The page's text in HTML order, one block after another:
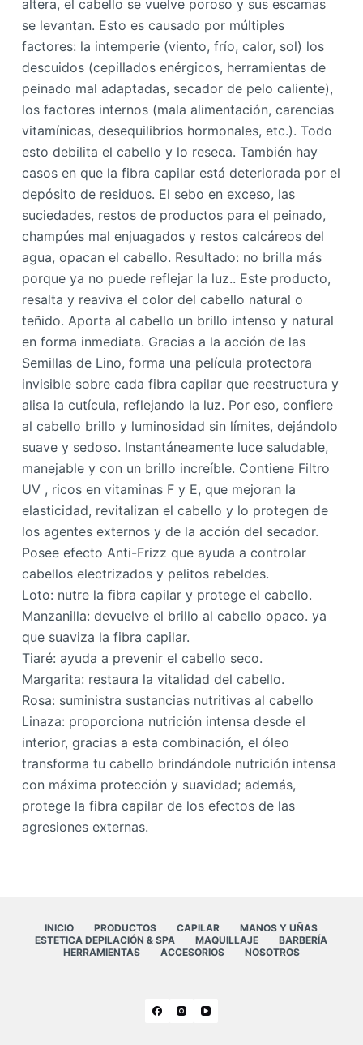
altera, el cabello se vuelve poroso y sus escamas
se levantan. Esto es causado por múltiples
factores: la intemperie (viento, frío, calor, sol) los
descuidos (cepillados enérgicos, herramientas de
peinado mal adaptadas, secador de pelo caliente),
los factores internos (mala alimentación, carencias
vitamínicas, desequilibrios hormonales, etc.). Todo
esto debilita el cabello y lo reseca. También hay
casos en que la fibra capilar está deteriorada por el
depósito de residuos. El sebo en exceso, las
suciedades, restos de productos para el peinado,
champúes mal enjuagados y restos calcáreos del
agua, opacan el cabello. Resultado: no brilla más
porque ya no puede reflejar la luz.. Este producto,
resalta y reaviva el color del cabello natural o
teñido. Aporta al cabello un brillo intenso y natural
en forma inmediata. Gracias a la acción de las
Semillas de Lino, forma una película protectora
invisible sobre cada fibra capilar que reestructura y
alisa la cutícula, reflejando la luz. Por eso, confiere
al cabello brillo y luminosidad sin límites, dejándolo
suave y sedoso. Instantáneamente luce saludable,
manejable y con un brillo increíble. Contiene Filtro
UV , ricos en vitaminas F y E, que mejoran la
elasticidad, revitalizan el cabello y lo protegen de
los agentes externos y de la acción del secador.
Posee efecto Anti-Frizz que ayuda a controlar
cabellos electrizados y pelitos rebeldes.
Loto: nutre la fibra capilar y protege el cabello.
Manzanilla: devuelve el brillo al cabello opaco. ya
que suaviza la fibra capilar.
Tiaré: ayuda a prevenir el cabello seco.
Margarita: restaura la vitalidad del cabello.
Rosa: suministra sustancias nutritivas al cabello
Linaza: proporciona nutrición intensa desde el
interior, gracias a esta combinación, el óleo
transforma tu cabello brindándole nutrición intensa
con máxima protección y suavidad; además,
protege la fibra capilar de los efectos de las
agresiones externas.
INICIO PRODUCTOS CAPILAR
MANOS Y UÑAS
ESTETICA DEPILACIÓN & SPA
MAQUILLAJE
BARBERÍA
HERRAMIENTAS
ACCESORIOS NOSOTROS